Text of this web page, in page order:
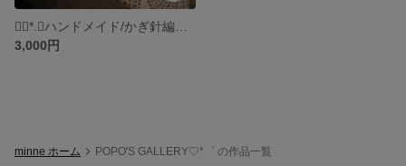
3,000円
minne ホーム POPO'S GALLERY♡*゜ の作品一覧